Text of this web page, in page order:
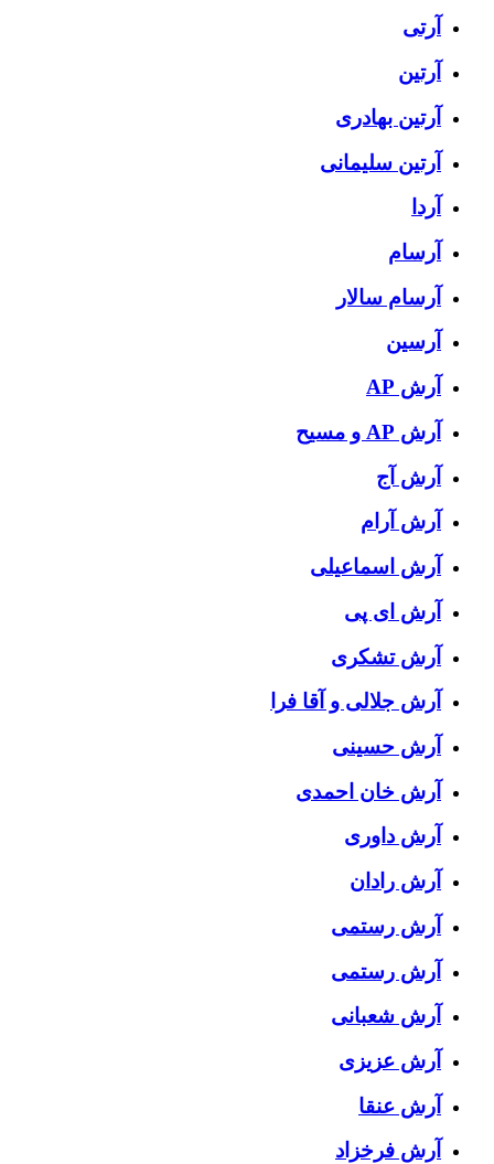
آرتی
آرتین
آرتین بهادری
آرتین سلیمانی
آردا
آرسام
آرسام سالار
آرسین
آرش AP
آرش AP و مسیح
آرش آج
آرش آرام
آرش اسماعیلی
آرش ای پی
آرش تشکری
آرش جلالی و آقا فرا
آرش حسینی
آرش خان احمدی
آرش داوری
آرش رادان
آرش رستمى
آرش رستمی
آرش شعبانی
آرش عزیزی
آرش عنقا
آرش فرخزاد